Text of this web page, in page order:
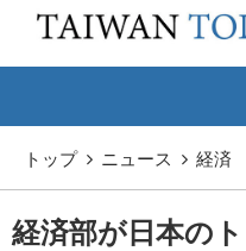
メイン コンテンツへスキッ
トップ ニュース 経済
経済部が日本の